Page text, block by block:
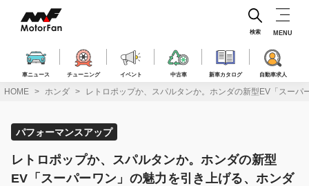
ス
車ニュース チューニング イベント 中古車 新車カタログ 自動車求人
検索 MENU
HOME ホンダ レトロポップか、スパルタンか。ホンダの新型EV「スー
パフォーマンスアップ
レトロポップか、スパルタンか。ホンダの新型
EV「スーパーワン」の魅力を引き上げる、ホンダ